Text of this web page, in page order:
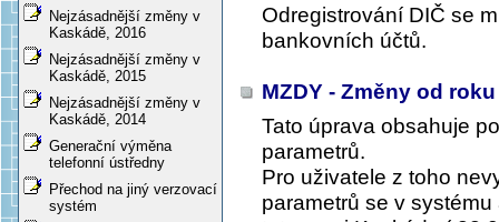
Nejzásadnější změny v
Kaskádě, 2016
Nejzásadnější změny v
Kaskádě, 2015
Nejzásadnější změny v
Kaskádě, 2014
Generační výměna
telefonní ústředny
Přechod na jiný verzovací
systém
Odregistrování DIČ se
bankovních účtů.
MZDY - Změny od
Tato úprava obsahuje
parametrů.
Pro uživatele z toho
parametrů se v